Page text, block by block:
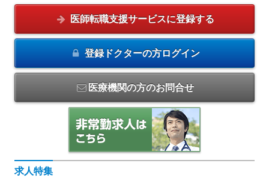
医師転職支援サービスに登録する
登録ドクターの方ログイン
医療機関の方のお問合せ
求人特集